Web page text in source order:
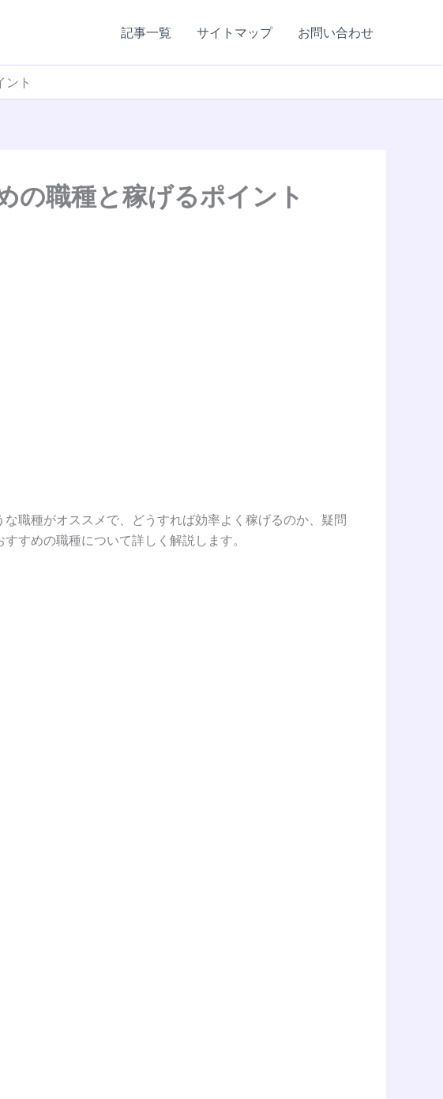
記事一覧 サイトマップ お問い合わせ
ント
の職種と稼げるポイント
職種がオススメで、どうすれば効率よく稼げるのか、疑問
すめの職種について詳しく解説します。